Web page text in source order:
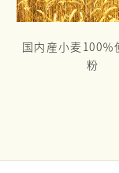
国内産小麦100％
粉